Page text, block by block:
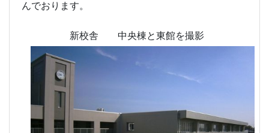
んでおります。
新校舎 中央棟と東館を撮影